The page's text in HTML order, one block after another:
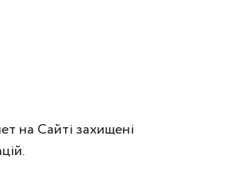
на Сайті захищені